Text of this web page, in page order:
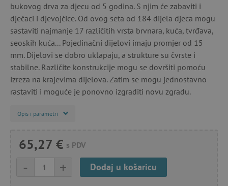
bukovog drva za djecu od 5 godina. S njim će zabaviti i
dječaci i djevojčice. Od ovog seta od 184 dijela djeca mogu
sastaviti najmanje 17 različitih vrsta brvnara, kuća, tvrđava,
seoskih kuća... Pojedinačni dijelovi imaju promjer od 15
mm. Dijelovi se dobro uklapaju, a strukture su čvrste i
stabilne. Različite konstrukcije mogu se dovršiti pomoću
izreza na krajevima dijelova. Zatim se mogu jednostavno
rastaviti i moguće je ponovno izgraditi novu zgradu.
Opis i parametri
65,27 € s PDV
+
- Dodaj u košaricu